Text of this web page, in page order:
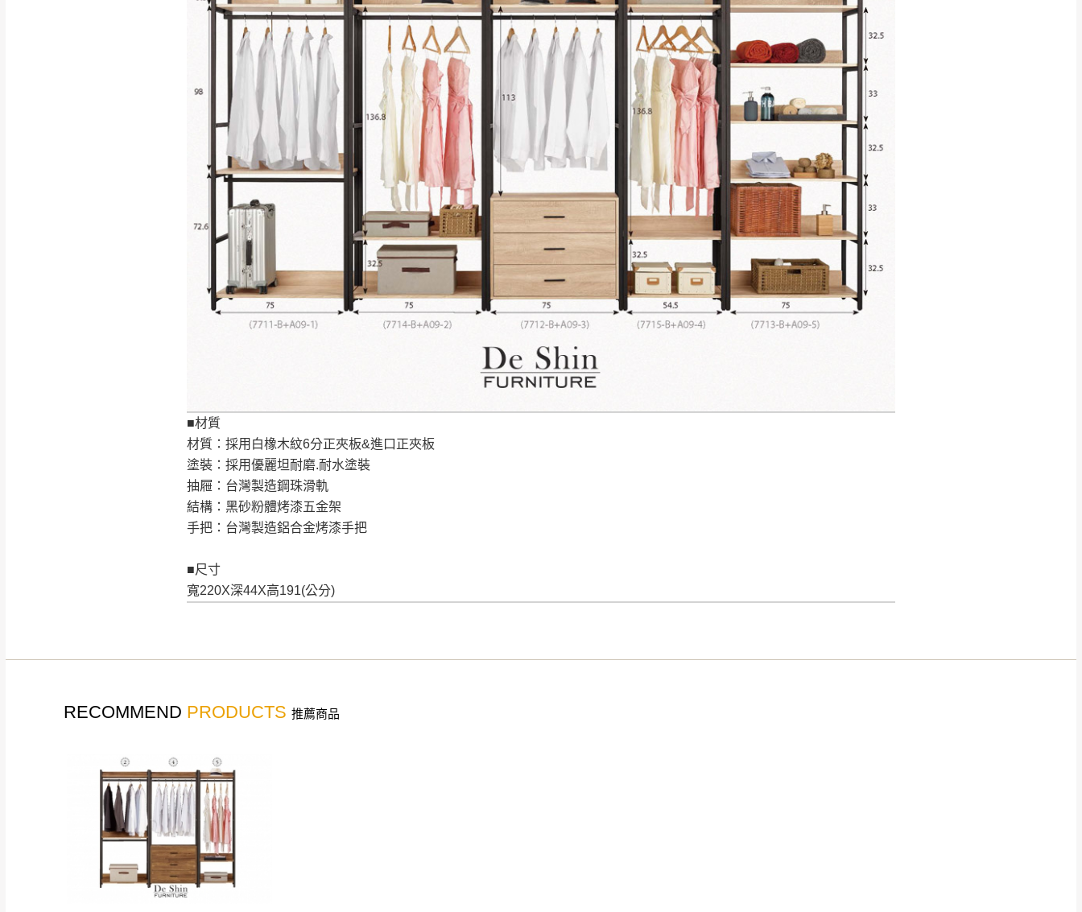
■材質
材質：採用白橡木紋6分正夾板&進口正夾板
塗裝：採用優麗坦耐磨.耐水塗裝
抽屜：台灣製造鋼珠滑軌
結構：黑砂粉體烤漆五金架
手把：台灣製造鋁合金烤漆手把
■尺寸
寬220X深44X高191(公分)
。
其它注意事項
本司貨車運送如因路況不佳、天候惡劣、過於偏遠之山區內等，或收貨地點搬運過於困難等因素，導致無法順利配送，
本公司除了盡最大努力完成配送外，視狀況保有出貨的權利。
保護物流人員的工作安全，賣家無提供吊掛服務，若需以吊車或其他的吊掛方式吊運，費用將由買方自行支付。
因大型傢俱有組裝、配送的問題，並非一般快速到貨商品，無法指定特定時間送達，司機當天到貨前皆會再與您通知，
讓您不用整天在家等貨，以免浪費你的寶貴時間。
如遇自然災害、政府宣布之災害警報等不可抗力情事，而危及運送人員輸送之安全，本司得視狀況延後或停止運送服
務。
百貨公司配送暫無法配合開店前、閉店後時段，並送至百貨公司卸貨區為限，恕無法送至指定樓面。《 如遇百貨周年慶
期間，恕暫停百貨公司相關運送 》
無回收家具服務，若需回收家俱可聯絡當地請清潔隊回收,免付費清運專線：0800-085-717
到貨7日內為鑑賞期(注意:鑑賞期非試用期)，若非商品品質瑕疵問題於鑑賞期內退貨之情形，我們需酌收
退貨運費。
如欲放置營業場所及公開場合之商品則無享有商品一年保固之服務。
▪️ 訂單成立 時請儘速於三日內完成付款，交易恕不殺價，商品均已最低價格售出，且在特定時日會給予折扣，
請密切注意。
日內若未接獲您的匯款或轉帳通知，商品將不予保留(訂單自動取消)。
▪️無回收家具服務，若需回收家具可聯絡當地請清潔隊回收,免付費清運專線：0800-085-717。
RECOMMEND PRODUCTS 推薦商品